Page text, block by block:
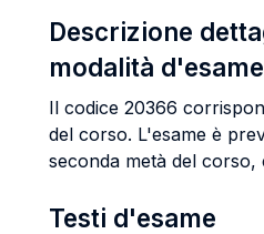
Descrizione
modalità d'esame
Il codice 20366
del corso. L'esame è
seconda metà del corso,
Testi d'esame